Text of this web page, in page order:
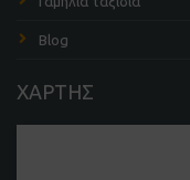
Blog
ΧΑΡΤΗΣ